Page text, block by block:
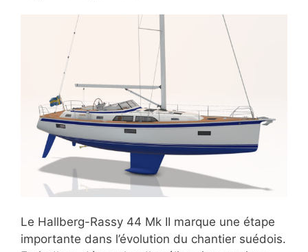
Le Hallberg-Rassy 44 Mk II marque une étape
importante dans l’évolution du chantier suédois.